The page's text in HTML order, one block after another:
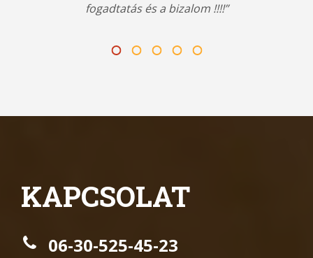
fogadtatás és a bizalom !!!!”
KAPCSOLAT
06-30-525-45-23